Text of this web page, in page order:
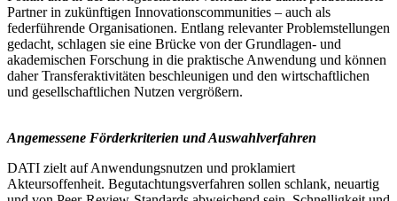
Partner in zukünftigen Innovationscommunities – auch als
federführende Organisationen. Entlang relevanter Problemstellungen
gedacht, schlagen sie eine Brücke von der Grundlagen- und
akademischen Forschung in die praktische Anwendung und können
daher Transferaktivitäten beschleunigen und den wirtschaftlichen
und gesellschaftlichen Nutzen vergrößern.
Angemessene Förderkriterien und Auswahlverfahren
DATI zielt auf Anwendungsnutzen und proklamiert
Akteursoffenheit. Begutachtungsverfahren sollen schlank, neuartig